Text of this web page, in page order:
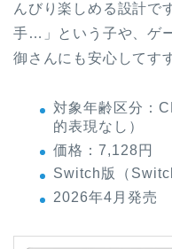
んびり楽しめる設計で
手…」という子や、ゲ
御さんにも安心してす
対象年齢区分：
的表現なし）
価格：7,128円
Switch版（
2026年4月発売